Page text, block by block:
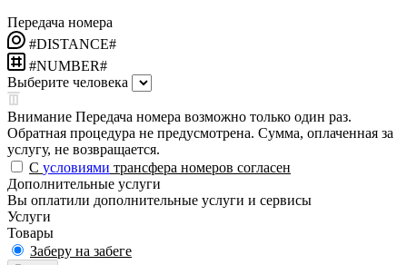
Передача номера
#DISTANCE#
#NUMBER#
Выберите человека
Внимание Передача номера возможно только один раз.
Обратная процедура не предусмотрена. Сумма, оплаченная за
услугу, не возвращается.
С условиями трансфера номеров согласен
Дополнительные услуги
Вы оплатили дополнительные услуги и сервисы
Услуги
Товары
Заберу на забеге